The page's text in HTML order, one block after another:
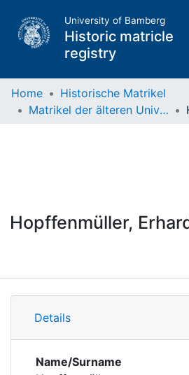
University of Bamberg
Historic matricle
registry
Home
Historische Matrikel
Matrikel der älteren Universität
Hopffenmüller,
Details
Details
Name/Surname